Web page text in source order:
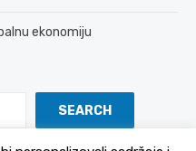
ekonomiju
SEARCH